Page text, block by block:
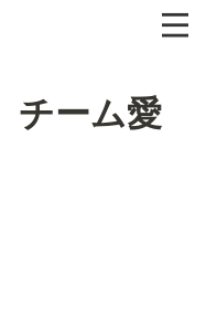
チーム愛